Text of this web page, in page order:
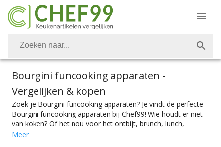
Bourgini funcooking apparaten -
Vergelijken & kopen
Zoek je Bourgini funcooking apparaten? Je vindt de perfecte
Bourgini funcooking apparaten bij Chef99! Wie houdt er niet
van koken? Of het nou voor het ontbijt, brunch, lunch,
avondeten of dessert is. Vanzelfsprekend is het belangrijk om
Meer